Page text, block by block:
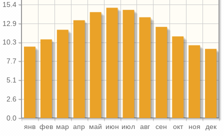
янв фев мар апр май июн июл авг сен окт ноя дек
0.0
2.6
5.1
7.7
10.3
12.9
15.4